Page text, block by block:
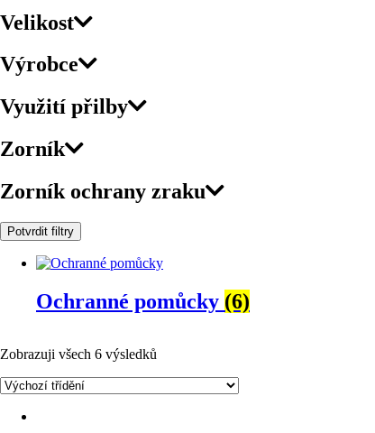
Velikost
Výrobce
Využití přilby
Zorník
Zorník ochrany zraku
Potvrdit filtry
Ochranné pomůcky (6)
Zobrazuji všech 6 výsledků